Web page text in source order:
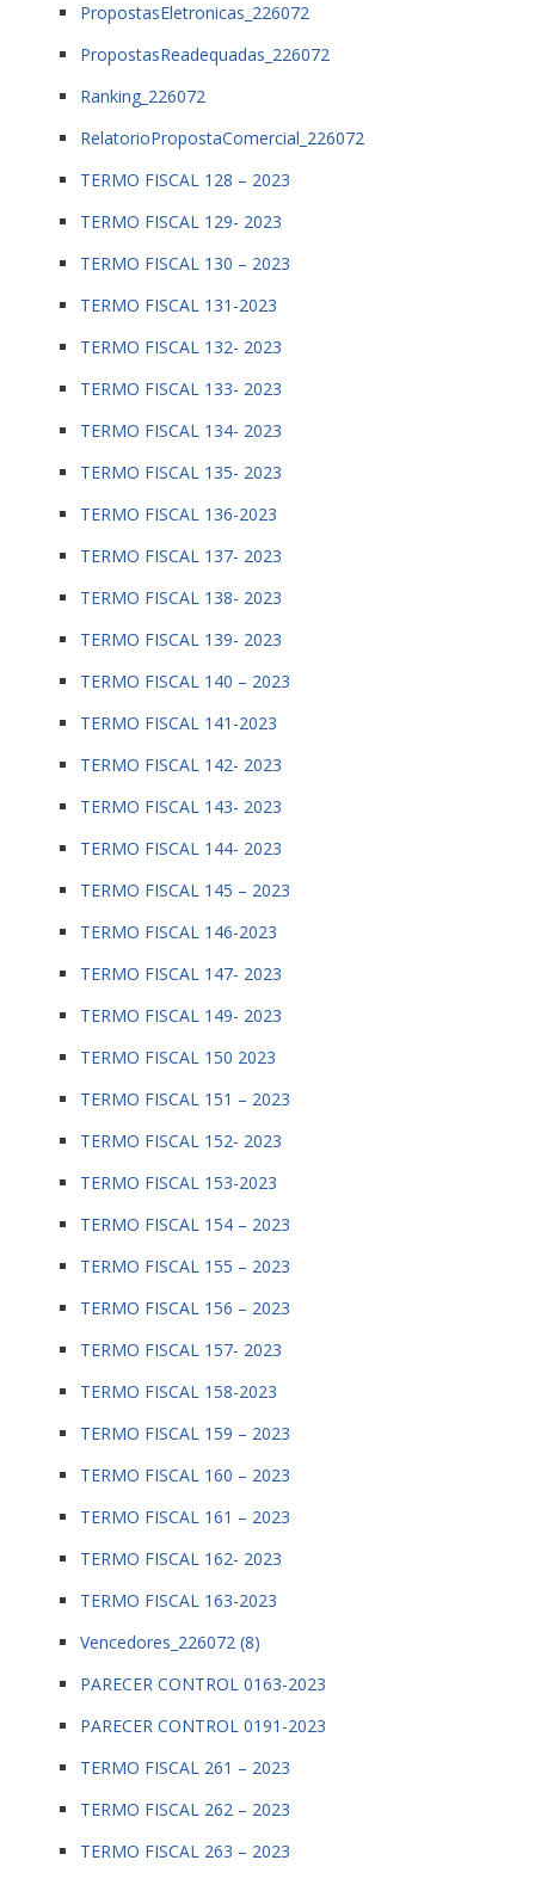
PropostasEletronicas_226072
PropostasReadequadas_226072
Ranking_226072
RelatorioPropostaComercial_226072
TERMO FISCAL 128 – 2023
TERMO FISCAL 129- 2023
TERMO FISCAL 130 – 2023
TERMO FISCAL 131-2023
TERMO FISCAL 132- 2023
TERMO FISCAL 133- 2023
TERMO FISCAL 134- 2023
TERMO FISCAL 135- 2023
TERMO FISCAL 136-2023
TERMO FISCAL 137- 2023
TERMO FISCAL 138- 2023
TERMO FISCAL 139- 2023
TERMO FISCAL 140 – 2023
TERMO FISCAL 141-2023
TERMO FISCAL 142- 2023
TERMO FISCAL 143- 2023
TERMO FISCAL 144- 2023
TERMO FISCAL 145 – 2023
TERMO FISCAL 146-2023
TERMO FISCAL 147- 2023
TERMO FISCAL 149- 2023
TERMO FISCAL 150 2023
TERMO FISCAL 151 – 2023
TERMO FISCAL 152- 2023
TERMO FISCAL 153-2023
TERMO FISCAL 154 – 2023
TERMO FISCAL 155 – 2023
TERMO FISCAL 156 – 2023
TERMO FISCAL 157- 2023
TERMO FISCAL 158-2023
TERMO FISCAL 159 – 2023
TERMO FISCAL 160 – 2023
TERMO FISCAL 161 – 2023
TERMO FISCAL 162- 2023
TERMO FISCAL 163-2023
Vencedores_226072 (8)
PARECER CONTROL 0163-2023
PARECER CONTROL 0191-2023
TERMO FISCAL 261 – 2023
TERMO FISCAL 262 – 2023
TERMO FISCAL 263 – 2023